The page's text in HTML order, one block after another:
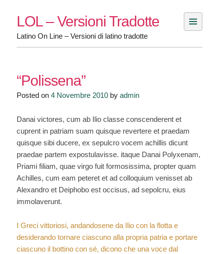
content
LOL – Versioni Tradotte
Latino On Line – Versioni di latino tradotte
“Polissena”
Posted on 4 Novembre 2010by admin
Danai victores, cum ab Ilio classe conscenderent et
cuprent in patriam suam quisque revertere et praedam
quisque sibi ducere, ex sepulcro vocem achillis dicunt
praedae partem expostulavisse. itaque Danai Polyxenam,
Priami filiam, quae virgo fuit formosissima, propter quam
Achilles, cum eam peteret et ad colloquium venisset ab
Alexandro et Deiphobo est occisus, ad sepolcru, eius
immolaverunt.
I Greci vittoriosi, andandosene da Ilio con la flotta e
desiderando tornare ciascuno alla propria patria e portare
ciascuno il bottino con sé, dicono che una voce dal